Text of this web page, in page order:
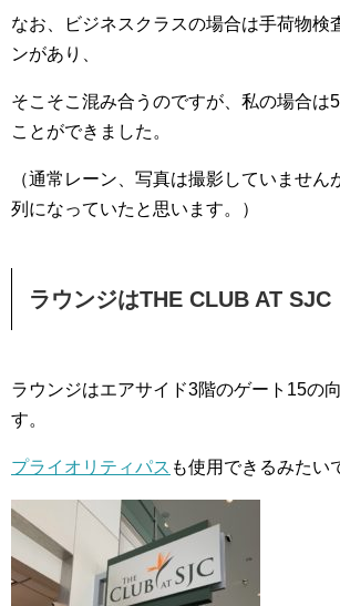
なお、ビジネスクラスの場合は手荷物検
ンがあり、
そこそこ混み合うのですが、私の場合は
ことができました。
（通常レーン、写真は撮影していません
列になっていたと思います。）
ラウンジはTHE CLUB AT SJC
ラウンジはエアサイド3階のゲート15の
す。
プライオリティパス も使用できるみたい